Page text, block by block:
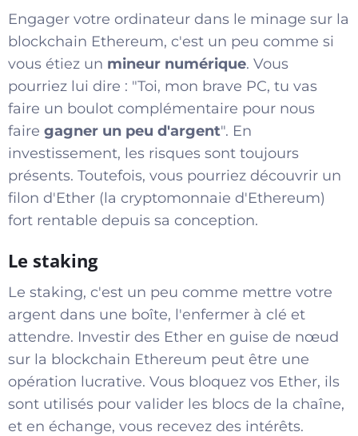
Engager votre ordinateur dans le minage sur la
blockchain Ethereum, c'est un peu comme si
vous étiez un mineur numérique. Vous
pourriez lui dire : "Toi, mon brave PC, tu vas
faire un boulot complémentaire pour nous
faire gagner un peu d'argent". En
investissement, les risques sont toujours
présents. Toutefois, vous pourriez découvrir un
filon d'Ether (la cryptomonnaie d'Ethereum)
fort rentable depuis sa conception.
Le staking
Le staking, c'est un peu comme mettre votre
argent dans une boîte, l'enfermer à clé et
attendre. Investir des Ether en guise de nœud
sur la blockchain Ethereum peut être une
opération lucrative. Vous bloquez vos Ether, ils
sont utilisés pour valider les blocs de la chaîne,
et en échange, vous recevez des intérêts.